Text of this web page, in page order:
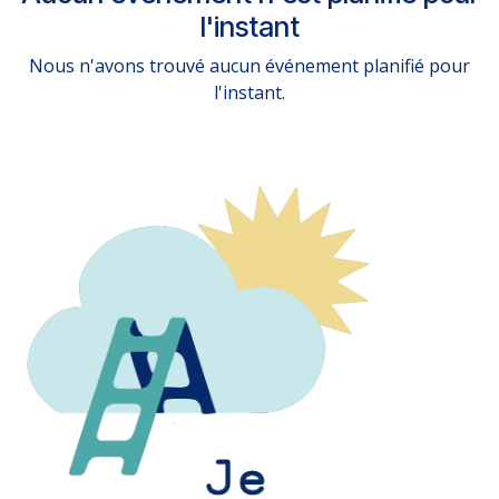
l'instant
Nous n'avons trouvé aucun événement planifié pour
l'instant.